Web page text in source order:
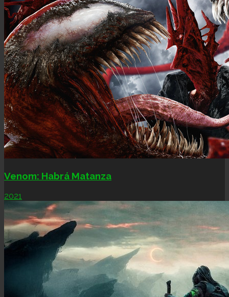
Venom: Habrá Matanza
2021